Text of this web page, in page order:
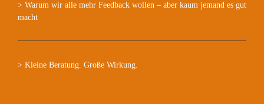
> Warum wir alle mehr Feedback wollen – aber kaum jemand es gut
macht
> Kleine Beratung. Große Wirkung.